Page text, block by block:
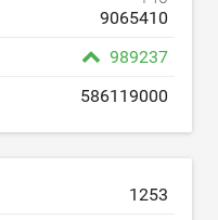
9065410
989237
586119000
1253